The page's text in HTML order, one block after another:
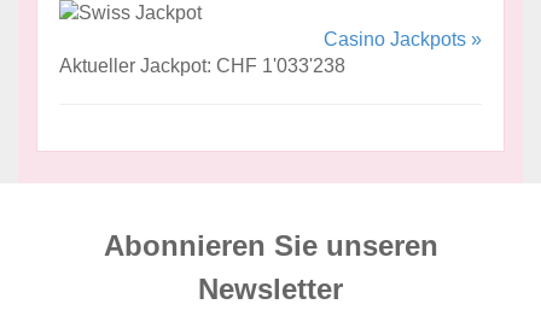
Casino Jackpots »
Aktueller Jackpot: CHF 1'033'238
Abonnieren Sie unseren
News­letter